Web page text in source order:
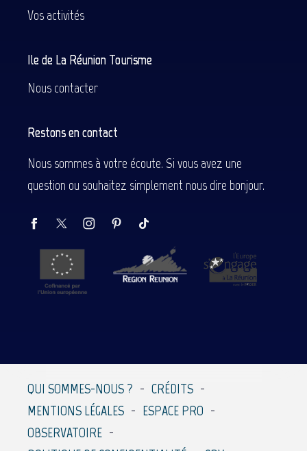
Vos activités
Ile de La Réunion Tourisme
Nous contacter
Restons en contact
Nous sommes à votre écoute. Si vous avez une
question ou souhaitez simplement nous dire bonjour.
QUI SOMMES-NOUS ?
CRÉDITS
MENTIONS LÉGALES
ESPACE PRO
OBSERVATOIRE